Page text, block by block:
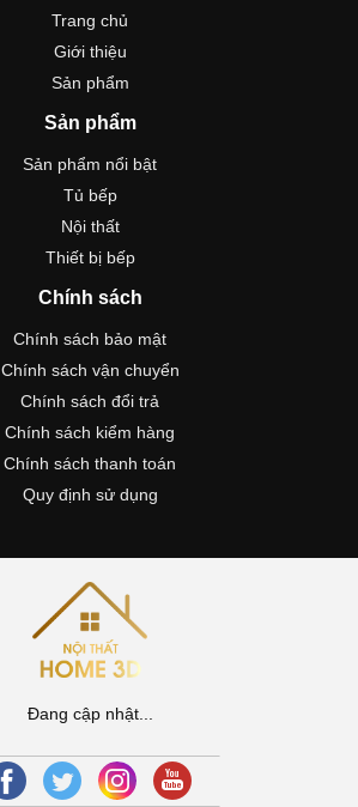
Trang chủ
Giới thiệu
Sản phẩm
Sản phẩm
Sản phẩm nổi bật
Tủ bếp
Nội thất
Thiết bị bếp
Chính sách
Chính sách bảo mật
Chính sách vận chuyển
Chính sách đổi trả
Chính sách kiểm hàng
Chính sách thanh toán
Quy định sử dụng
Đang cập nhật...